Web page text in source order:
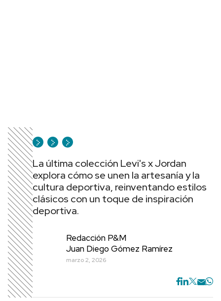
La última colección Levi's x Jordan
explora cómo se unen la artesanía y la
cultura deportiva, reinventando estilos
clásicos con un toque de inspiración
deportiva.
Redacción P&M
Juan Diego Gómez Ramírez
marzo 2, 2026